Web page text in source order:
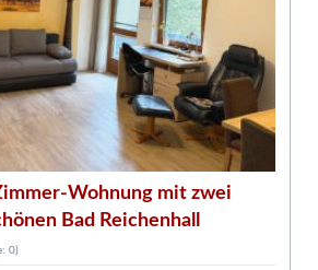
Wohnung mit zwei
Bad Reichenhall
0)